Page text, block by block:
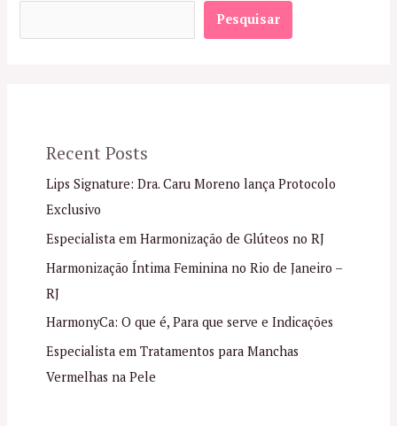
Pesquisar
Recent Posts
Lips Signature: Dra. Caru Moreno lança Protocolo
Exclusivo
Especialista em Harmonização de Glúteos no RJ
Harmonização Íntima Feminina no Rio de Janeiro –
RJ
HarmonyCa: O que é, Para que serve e Indicações
Especialista em Tratamentos para Manchas
Vermelhas na Pele